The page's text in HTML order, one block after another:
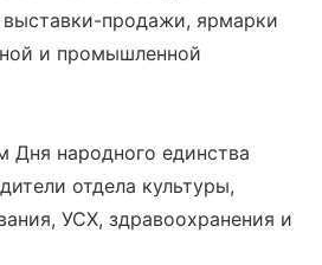
выставки-продажи, ярмарки
и промышленной
Дня народного единства
отдела культуры,
УСХ, здравоохранения и